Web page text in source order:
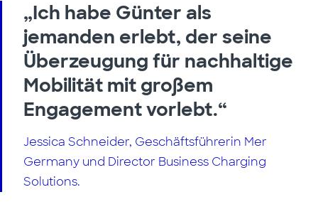
„Ich habe Günter als
jemanden erlebt, der seine
Überzeugung für nachhaltige
Mobilität mit großem
Engagement vorlebt.“
Jessica Schneider, Geschäftsführerin Mer
Germany und Director Business Charging
Solutions.